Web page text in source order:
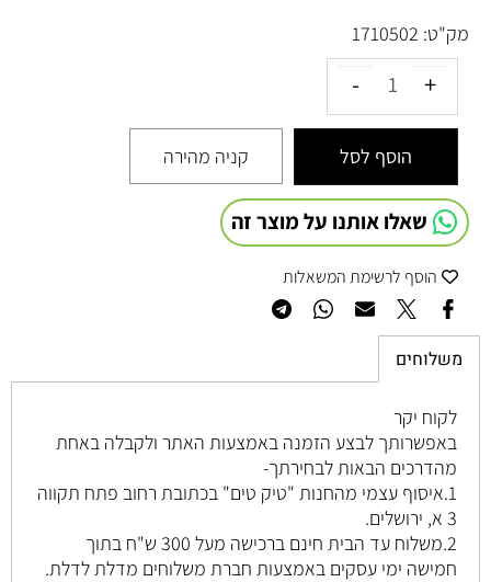
מק"ט: 1710502
הוסף לסל קניה מהירה
שאלו אותנו על מוצר זה
הוסף לרשימת המשאלות
משלוחים
לקוח יקר
באפשרותך לבצע הזמנה באמצעות האתר ולקבלה באחת
מהדרכים הבאות לבחירתך-
1.איסוף עצמי מהחנות "טיק טים" בכתובת רחוב
פתח תקווה
3 א, ירושלים
.
2.משלוח עד הבית חינם ברכישה מעל 300 ש"ח בתוך
חמישה ימי עסקים באמצעות חברת משלוחים מדלת לדלת.